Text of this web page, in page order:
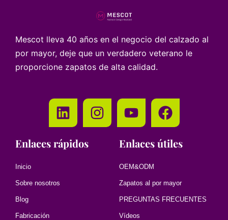
Mescot lleva 40 años en el negocio del calzado al
por mayor, deje que un verdadero veterano le
proporcione zapatos de alta calidad.
Enlaces rápidos
Inicio
Sobre nosotros
Blog
Fabricación
Enlaces útiles
OEM&ODM
Zapatos al por mayor
PREGUNTAS FRECUENTES
Vídeos